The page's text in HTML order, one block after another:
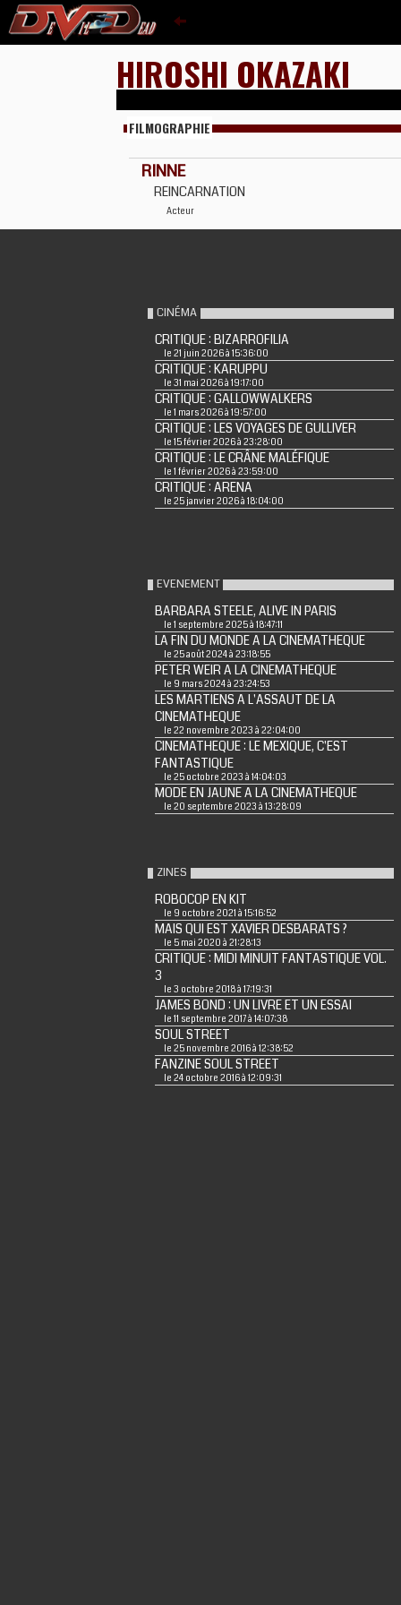
HIROSHI OKAZAKI
FILMOGRAPHIE
RINNE
REINCARNATION
Acteur
CINÉMA
CRITIQUE : BIZARROFILIA
le 21 juin 2026 à 15:36:00
CRITIQUE : KARUPPU
le 31 mai 2026 à 19:17:00
CRITIQUE : GALLOWWALKERS
le 1 mars 2026 à 19:57:00
CRITIQUE : LES VOYAGES DE GULLIVER
le 15 février 2026 à 23:28:00
CRITIQUE : LE CRÂNE MALÉFIQUE
le 1 février 2026 à 23:59:00
CRITIQUE : ARENA
le 25 janvier 2026 à 18:04:00
EVENEMENT
BARBARA STEELE, ALIVE IN PARIS
le 1 septembre 2025 à 18:47:11
LA FIN DU MONDE A LA CINEMATHEQUE
le 25 août 2024 à 23:18:55
PETER WEIR A LA CINEMATHEQUE
le 9 mars 2024 à 23:24:53
LES MARTIENS A L'ASSAUT DE LA
CINEMATHEQUE
le 22 novembre 2023 à 22:04:00
CINEMATHEQUE : LE MEXIQUE, C'EST
FANTASTIQUE
le 25 octobre 2023 à 14:04:03
MODE EN JAUNE A LA CINEMATHEQUE
le 20 septembre 2023 à 13:28:09
ZINES
ROBOCOP EN KIT
le 9 octobre 2021 à 15:16:52
MAIS QUI EST XAVIER DESBARATS ?
le 5 mai 2020 à 21:28:13
CRITIQUE : MIDI MINUIT FANTASTIQUE VOL.
3
le 3 octobre 2018 à 17:19:31
JAMES BOND : UN LIVRE ET UN ESSAI
le 11 septembre 2017 à 14:07:38
SOUL STREET
le 25 novembre 2016 à 12:38:52
FANZINE SOUL STREET
le 24 octobre 2016 à 12:09:31